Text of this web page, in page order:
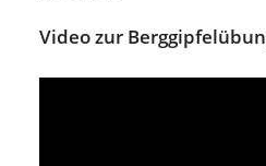
Video zur